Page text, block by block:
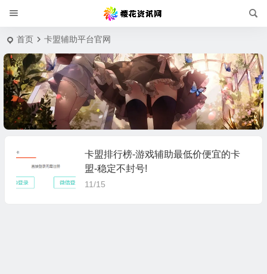
首页 卡盟辅助平台官网
卡盟排行榜-游戏辅助最低价便宜的卡
盟-稳定不封号!
11/15